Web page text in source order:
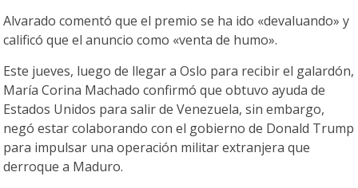
Alvarado comentó que el premio se ha ido «devaluando» y
calificó que el anuncio como «venta de humo».
Este jueves, luego de llegar a Oslo para recibir el galardón,
María Corina Machado confirmó que obtuvo ayuda de
Estados Unidos para salir de Venezuela, sin embargo,
negó estar colaborando con el gobierno de Donald Trump
para impulsar una operación militar extranjera que
derroque a Maduro.